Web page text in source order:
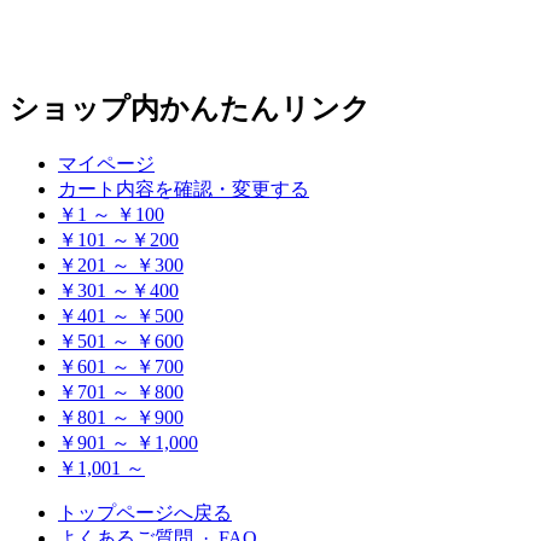
ショップ内かんたんリンク
マイページ
カート内容を確認・変更する
￥1 ～ ￥100
￥101 ～￥200
￥201 ～ ￥300
￥301 ～￥400
￥401 ～ ￥500
￥501 ～ ￥600
￥601 ～ ￥700
￥701 ～ ￥800
￥801 ～ ￥900
￥901 ～ ￥1,000
￥1,001 ～
トップページへ戻る